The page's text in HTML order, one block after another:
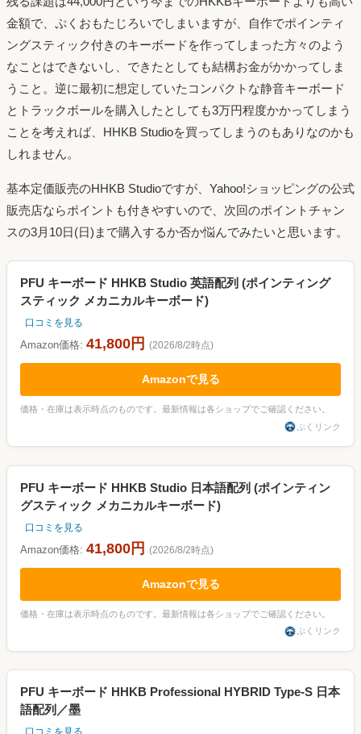
金額で、ぷくおもたじろいでしまいますが、自作でポインティ
ングスティック付きのキーボードを作ってしまった方々のよう
なことはできないし、できたとしても結構お金がかかってしま
うこと。逆に最初に想定していたコンパクトな静音キーボード
とトラックボールを購入したとしても3万円程度かかってしまう
ことを考えれば、HHKB Studioを買ってしまうのもありなのかも
しれません。
基本定価販売のHHKB Studioですが、Yahoo!ショッピングの公式
販売店ならポイントも付きやすいので、次回のポイントチャン
スの3月10日(日)まで購入するか否か悩んでみたいと思います。
PFU キーボード HHKB Studio 英語配列 (ポインティング
スティック メカニカルキーボード)
口コミを見る
Amazon価格: 41,800円 (2026/8/2時点)
Amazonで見る
価格・在庫は表示時点のものです。最新情報は各ショップでご確認ください。
ぷくリンク
PFU キーボード HHKB Studio 日本語配列 (ポインティン
グスティック メカニカルキーボード)
口コミを見る
Amazon価格: 41,800円 (2026/8/2時点)
Amazonで見る
価格・在庫は表示時点のものです。最新情報は各ショップでご確認ください。
ぷくリンク
PFU キーボード HHKB Professional HYBRID Type-S 日本
語配列／墨
口コミを見る